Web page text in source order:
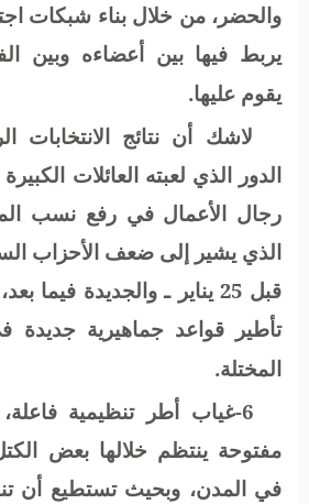
والحضر، من خلال بناء شبكات
يربط فيها بين أعضاءه وبين
يقوم عليها.
لاشك أن نتائج الانتخابات
الدور الذي لعبته العائلات
رجال الأعمال في رفع نسب
الذي يشير إلى ضعف الأحزاب
قبل 25 يناير ـ والجديدة
تأطير قواعد جماهيرية جديدة
المختلة.
6-غياب أطر تنظيمية
مفتوحة ينتظم خلالها بعض
في المدن، وبحيث تستطيع أن